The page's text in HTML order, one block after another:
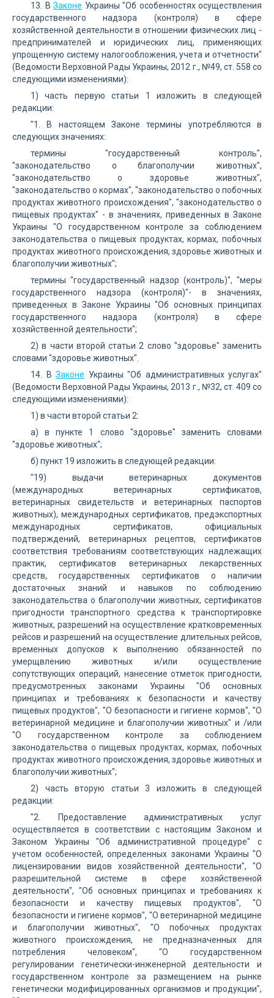
13. В Законе Украины "Об особенностях осуществления
государственного надзора (контроля) в сфере
хозяйственной деятельности в отношении физических лиц -
предпринимателей и юридических лиц, применяющих
упрощенную систему налогообложения, учета и отчетности"
(Ведомости Верховной Рады Украины, 2012 г., №49, ст. 558 со
следующими изменениями):
1) часть первую статьи 1 изложить в следующей
редакции:
"1. В настоящем Законе термины употребляются в
следующих значениях:
термины "государственный контроль",
"законодательство о благополучии животных",
"законодательство о здоровье животных",
"законодательство о кормах", "законодательство о побочных
продуктах животного происхождения", "законодательство о
пищевых продуктах" - в значениях, приведенных в Законе
Украины "О государственном контроле за соблюдением
законодательства о пищевых продуктах, кормах, побочных
продуктах животного происхождения, здоровье животных и
благополучии животных";
термины "государственный надзор (контроль)", "меры
государственного надзора (контроля)"- в значениях,
приведенных в Законе Украины "Об основных принципах
государственного надзора (контроля) в сфере
хозяйственной деятельности";
2) в части второй статьи 2 слово "здоровье" заменить
словами "здоровье животных".
14. В Законе Украины "Об административных услугах"
(Ведомости Верховной Рады Украины, 2013 г., №32, ст. 409 со
следующими изменениями):
1) в части второй статьи 2:
а) в пункте 1 слово "здоровье" заменить словами
"здоровье животных";
б) пункт 19 изложить в следующей редакции:
"19) выдачи ветеринарных документов
(международных ветеринарных сертификатов,
ветеринарных свидетельств и ветеринарных паспортов
животных), международных сертификатов, предэкспортных
международных сертификатов, официальных
подтверждений, ветеринарных рецептов, сертификатов
соответствия требованиям соответствующих надлежащих
практик, сертификатов ветеринарных лекарственных
средств, государственных сертификатов о наличии
достаточных знаний и навыков по соблюдению
законодательства о благополучии животных, сертификатов
пригодности транспортного средства к транспортировке
животных, разрешений на осуществление кратковременных
рейсов и разрешений на осуществление длительных рейсов,
временных допусков к выполнению обязанностей по
умерщвлению животных и/или осуществление
сопутствующих операций, нанесение отметок пригодности,
предусмотренных законами Украины "Об основных
принципах и требованиях к безопасности и качеству
пищевых продуктов", "О безопасности и гигиене кормов", "О
ветеринарной медицине и благополучии животных" и /или
"О государственном контроле за соблюдением
законодательства о пищевых продуктах, кормах, побочных
продуктах животного происхождения, здоровье животных и
благополучии животных";
2) часть вторую статьи 3 изложить в следующей
редакции:
"2. Предоставление административных услуг
осуществляется в соответствии с настоящим Законом и
Законом Украины "Об административной процедуре" с
учетом особенностей, определенных законами Украины "О
лицензировании видов хозяйственной деятельности", "О
разрешительной системе в сфере хозяйственной
деятельности", "Об основных принципах и требованиях к
безопасности и качеству пищевых продуктов", "О
безопасности и гигиене кормов", "О ветеринарной медицине
и благополучии животных", "О побочных продуктах
животного происхождения, не предназначенных для
потребления человеком", "О государственном
регулировании генетически-инженерной деятельности и
государственном контроле за размещением на рынке
генетически модифицированных организмов и продукции",